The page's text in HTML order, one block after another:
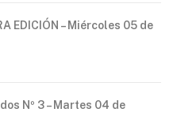
EDICIÓN – Miércoles 05 de
Nº 3 – Martes 04 de